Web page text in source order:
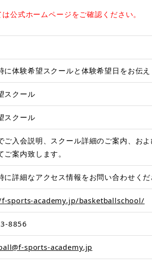
公式ホームページをご確認ください。
に体験希望スクールと体験希望日をお伝え
スクール
スクール
ご入会説明、スクール詳細のご案内、お
ご案内致します。
に詳細なアクセス情報をお問い合わせくだ
sports-academy.jp/basketballschool/
8856
sports-academy.jp